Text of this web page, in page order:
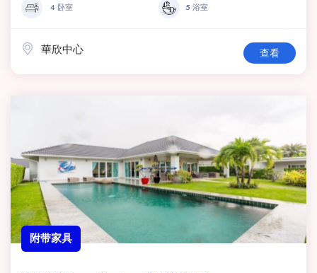
4 卧室 5 浴室
華欣中心 查看
附带家具